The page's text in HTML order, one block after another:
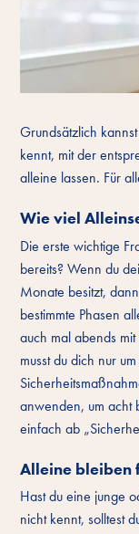
Grundsätzlich
kennt, mit der
alleine lassen. Für
Wie viel
Die erste wichtige
bereits? Wenn du
Monate besitzt,
bestimmte Phasen
auch mal abends
musst du dich nur
anwenden, um acht
einfach ab
Alleine bleiben
Hast du eine junge
nicht kennt, solltest